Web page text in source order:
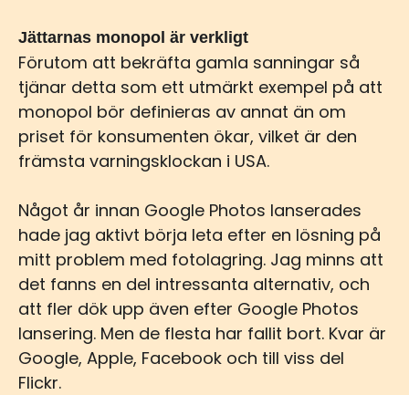
Jättarnas monopol är verkligt
Förutom att bekräfta gamla sanningar så
tjänar detta som ett utmärkt exempel på att
monopol bör definieras av annat än om
priset för konsumenten ökar, vilket är den
främsta varningsklockan i USA.
Något år innan Google Photos lanserades
hade jag aktivt börja leta efter en lösning på
mitt problem med fotolagring. Jag minns att
det fanns en del intressanta alternativ, och
att fler dök upp även efter Google Photos
lansering. Men de flesta har fallit bort. Kvar är
Google, Apple, Facebook och till viss del
Flickr.